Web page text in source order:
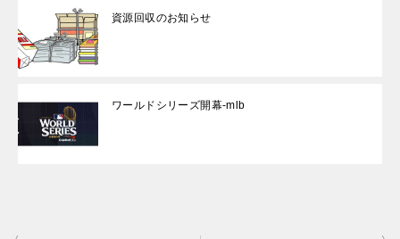
資源回収のお知らせ
ワールドシリーズ開幕-mlb